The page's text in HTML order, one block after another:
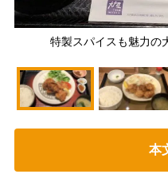
特製スパイスも魅力の
本